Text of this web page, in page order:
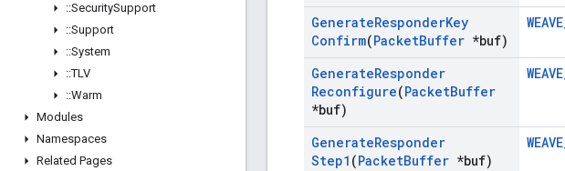
::SecuritySupport
::Support
::System
::TLV
::Warm
Modules
Namespaces
Related Pages
GenerateResponderKey
Confirm(PacketBuffer *buf)
GenerateResponder
Reconfigure(PacketBuffer
*buf)
GenerateResponder
Step1 (PacketBuffer *buf)